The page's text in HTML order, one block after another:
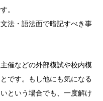
。
法・語法面で暗記すべき事
催などの外部模試や校内模
です。もし他にも気になる
という場合でも、一度解け